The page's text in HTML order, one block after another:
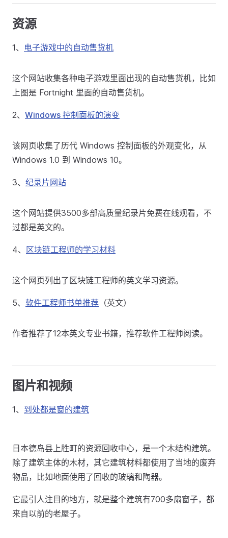
资源
1、 电子游戏中的自动售货机
这个网站收集各种电子游戏里面出现的自动售货机，比如
上图是 Fortnight 里面的自动售货机。
2、 Windows 控制面板的演变
该网页收集了历代 Windows 控制面板的外观变化，从
Windows 1.0 到 Windows 10。
3、 纪录片网站
这个网站提供3500多部高质量纪录片免费在线观看，不
过都是英文的。
4、 区块链工程师的学习材料
这个网页列出了区块链工程师的英文学习资源。
5、 软件工程师书单推荐 （英文）
作者推荐了12本英文专业书籍，推荐软件工程师阅读。
图片和视频
1、 到处都是窗的建筑
日本德岛县上胜町的资源回收中心，是一个木结构建筑。
除了建筑主体的木材，其它建筑材料都使用了当地的废弃
物品，比如地面使用了回收的玻璃和陶器。
它最引人注目的地方，就是整个建筑有700多扇窗子，都
来自以前的老屋子。